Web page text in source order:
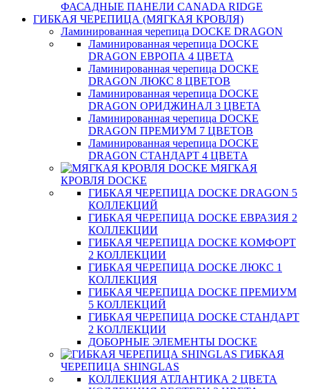
ФАСАДНЫЕ ПАНЕЛИ CANADA RIDGE
ГИБКАЯ ЧЕРЕПИЦА (МЯГКАЯ КРОВЛЯ)
Ламинированная черепица DOCKE DRAGON
Ламинированная черепица DOCKE
DRAGON ЕВРОПА 4 ЦВЕТА
Ламинированная черепица DOCKE
DRAGON ЛЮКС 8 ЦВЕТОВ
Ламинированная черепица DOCKE
DRAGON ОРИДЖИНАЛ 3 ЦВЕТА
Ламинированная черепица DOCKE
DRAGON ПРЕМИУМ 7 ЦВЕТОВ
Ламинированная черепица DOCKE
DRAGON СТАНДАРТ 4 ЦВЕТA
МЯГКАЯ
КРОВЛЯ DOCKE
ГИБКАЯ ЧЕРЕПИЦА DOCKE DRAGON 5
КОЛЛЕКЦИЙ
ГИБКАЯ ЧЕРЕПИЦА DOCKE ЕВРАЗИЯ 2
КОЛЛЕКЦИИ
ГИБКАЯ ЧЕРЕПИЦА DOCKE КОМФОРТ
2 КОЛЛЕКЦИИ
ГИБКАЯ ЧЕРЕПИЦА DOCKE ЛЮКС 1
КОЛЛЕКЦИЯ
ГИБКАЯ ЧЕРЕПИЦА DOCKE ПРЕМИУМ
5 КОЛЛЕКЦИЙ
ГИБКАЯ ЧЕРЕПИЦА DOCKE СТАНДАРТ
2 КОЛЛЕКЦИИ
ДОБОРНЫЕ ЭЛЕМЕНТЫ DOCKE
ГИБКАЯ
ЧЕРЕПИЦА SHINGLAS
КОЛЛЕКЦИЯ АТЛАНТИКА 2 ЦВЕТА